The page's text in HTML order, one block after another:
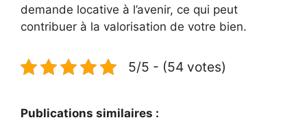
demande locative à l’avenir, ce qui peut
contribuer à la valorisation de votre bien.
5/5 - (54 votes)
Publications similaires :